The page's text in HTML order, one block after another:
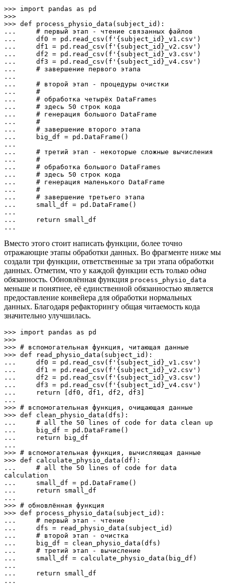
>>> import pandas as pd
>>>
>>> def process_physio_data(subject_id):
...     # первый этап - чтение связанных файлов
...     df0 = pd.read_csv(f'{subject_id}_v1.csv')
...     df1 = pd.read_csv(f'{subject_id}_v2.csv')
...     df2 = pd.read_csv(f'{subject_id}_v3.csv')
...     df3 = pd.read_csv(f'{subject_id}_v4.csv')
...     # завершение первого этапа
...
...     # второй этап - процедуры очистки
...     #
...     # обработка четырёх DataFrames
...     # здесь 50 строк кода
...     # генерация большого DataFrame
...     #
...     # завершение второго этапа
...     big_df = pd.DataFrame()
...
...     # третий этап - некоторые сложные вычисления
...     #
...     # обработка большого DataFrames
...     # здесь 50 строк кода
...     # генерация маленького DataFrame
...     #
...     # завершение третьего этапа
...     small_df = pd.DataFrame()
...
...     return small_df
...
Вместо этого стоит написать функции, более точно
отражающие этапы обработки данных. Во фрагменте ниже мы
создали три функции, ответственные за три этапа обработки
данных. Отметим, что у каждой функции есть только одна
обязанность. Обновлённая функция process_physio_data
меньше и понятнее, её единственной обязанностью является
предоставление конвейера для обработки нормальных
данных. Благодаря рефакторингу общая читаемость кода
значительно улучшилась.
>>> import pandas as pd
>>>
>>> # вспомогательная функция, читающая данные
>>> def read_physio_data(subject_id):
...     df0 = pd.read_csv(f'{subject_id}_v1.csv')
...     df1 = pd.read_csv(f'{subject_id}_v2.csv')
...     df2 = pd.read_csv(f'{subject_id}_v3.csv')
...     df3 = pd.read_csv(f'{subject_id}_v4.csv')
...     return [df0, df1, df2, df3]
...
>>> # вспомогательная функция, очищающая данные
>>> def clean_physio_data(dfs):
...     # all the 50 lines of code for data clean up
...     big_df = pd.DataFrame()
...     return big_df
...
>>> # вспомогательная функция, вычисляющая данные
>>> def calculate_physio_data(df):
...     # all the 50 lines of code for data
calculation
...     small_df = pd.DataFrame()
...     return small_df
...
>>> # обновлённая функция
>>> def process_physio_data(subject_id):
...     # первый этап - чтение
...     dfs = read_physio_data(subject_id)
...     # второй этап - очистка
...     big_df = clean_physio_data(dfs)
...     # третий этап - вычисление
...     small_df = calculate_physio_data(big_df)
...
...     return small_df
...